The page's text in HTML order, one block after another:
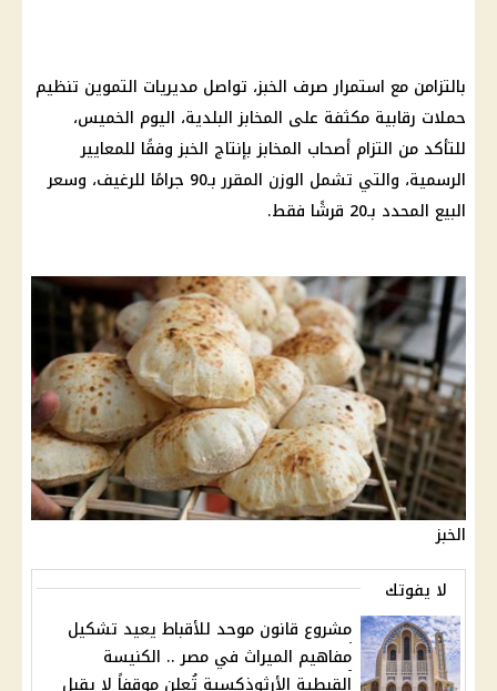
بالتزامن مع استمرارصرف الخبز، تواصل مديريات التموين تنظيم
حملات رقابية مكثفة على المخابز البلدية، اليوم الخميس،
للتأكد من التزام أصحاب المخابز بإنتاج الخبز وفقًا للمعايير
الرسمية، والتي تشمل الوزن المقرر بـ90 جرامًا للرغيف، وسعر
البيع المحدد بـ20 قرشًا فقط.
الخبز
لا يفوتك
مشروع قانون موحد للأقباط يعيد تشكيل
مفاهيم الميراث في مصر .. الكنيسة
القبطية الأرثوذكسية تُعلن موقفاً لا يقبل